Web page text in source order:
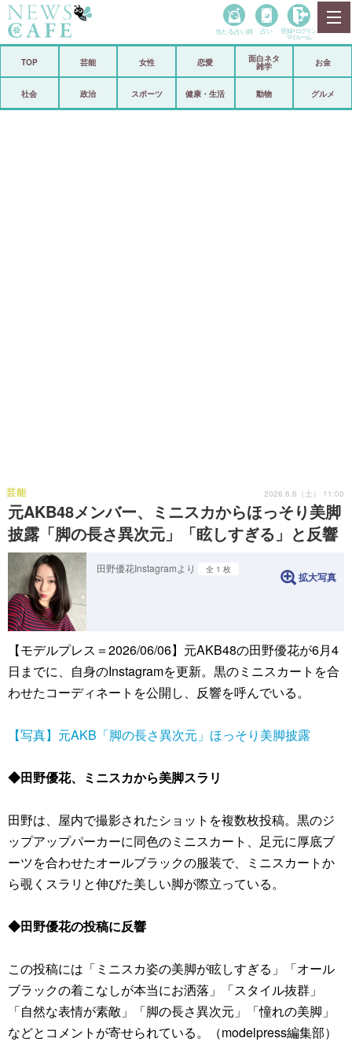
政治
当たる占い師 占い 登録• ログイン
マイルーム
TOP 芸能 女性 恋愛
面白ネタ
雑学
お金
社会 政治 スポーツ 健康・生活 動物 グルメ
元AKB48メンバー、ミニスカからほっそり美脚
披露「脚の長さ異次元」「眩しすぎる」と反響
芸能 2026.6.6（土） 11:00
田野優花Instagramより 全 1 枚
拡大写真
【モデルプレス＝2026/06/06】元AKB48の田野優花が6月4
日までに、自身のInstagramを更新。黒のミニスカートを合
わせたコーディネートを公開し、反響を呼んでいる。
【写真】元AKB「脚の長さ異次元」ほっそり美脚披露
◆田野優花、ミニスカから美脚スラリ
田野は、屋内で撮影されたショットを複数枚投稿。黒のジ
ップアップパーカーに同色のミニスカート、足元に厚底ブ
ーツを合わせたオールブラックの服装で、ミニスカートか
ら覗くスラリと伸びた美しい脚が際立っている。
◆田野優花の投稿に反響
この投稿には「ミニスカ姿の美脚が眩しすぎる」「オール
ブラックの着こなしが本当にお洒落」「スタイル抜群」
「自然な表情が素敵」「脚の長さ異次元」「憧れの美脚」
などとコメントが寄せられている。（modelpress編集部）